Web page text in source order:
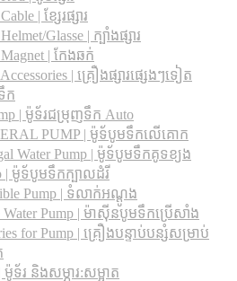
| ខ្សែរផ្សារ
Glasse | ក្បាំងផ្សារ
| កែងឆក់
| គ្រឿងផ្សារផ្សេងៗទៀត
ក
| ម៉ូទ័រជម្រុញទឹក Auto
PUMP | ម៉ូទ័បូមទឹកលើគោក
Water Pump | ម៉ូទ័បូមទឹកគូទខ្យង
| ម៉ូទ័បូមទឹកក្បាលដំរី
Pump | ទំលាក់អណ្តូង
Water Pump | ម៉ាស៊ីនបូមទឹកប្រើសាំង
for Pump | គ្រឿងបន្ទាប់បន្សំសម្រាប់
ទ័រ និងសម្ភារ:សម្អាត